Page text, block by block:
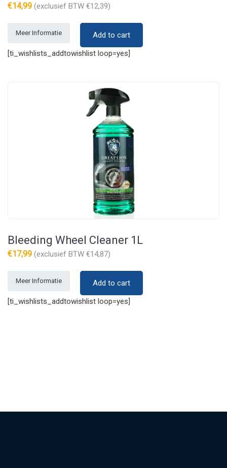
€14,99 (exclusief BTW €12,39)
Add to cart
Meer Informatie
[ti_wishlists_addtowishlist loop=yes]
Bleeding Wheel Cleaner 1L
€17,99 (exclusief BTW €14,87)
Add to cart
Meer Informatie
[ti_wishlists_addtowishlist loop=yes]